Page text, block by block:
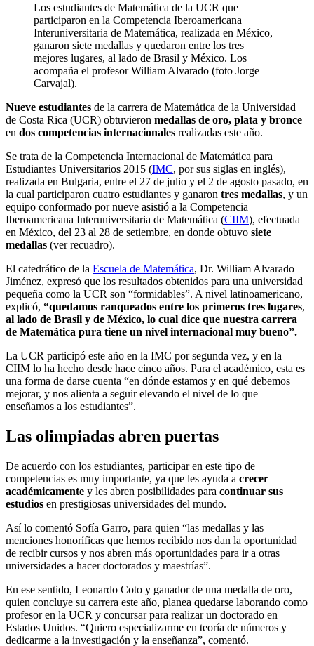
Los estudiantes de Matemática de la UCR que
participaron en la Competencia Iberoamericana
Interuniversitaria de Matemática, realizada en México,
ganaron siete medallas y quedaron entre los tres
mejores lugares, al lado de Brasil y México. Los
acompaña el profesor William Alvarado (foto Jorge
Carvajal).
Nueve estudiantes de la carrera de Matemática de la Universidad
de Costa Rica (UCR) obtuvieron medallas de oro, plata y bronce
en dos competencias internacionales realizadas este año.
Se trata de la Competencia Internacional de Matemática para
Estudiantes Universitarios 2015 (IMC, por sus siglas en inglés),
realizada en Bulgaria, entre el 27 de julio y el 2 de agosto pasado, en
la cual participaron cuatro estudiantes y ganaron tres medallas, y un
equipo conformado por nueve asistió a la Competencia
Iberoamericana Interuniversitaria de Matemática (CIIM), efectuada
en México, del 23 al 28 de setiembre, en donde obtuvo siete
medallas (ver recuadro).
El catedrático de la Escuela de Matemática, Dr. William Alvarado
Jiménez, expresó que los resultados obtenidos para una universidad
pequeña como la UCR son “formidables”. A nivel latinoamericano,
explicó, “quedamos ranqueados entre los primeros tres lugares,
al lado de Brasil y de México, lo cual dice que nuestra carrera
de Matemática pura tiene un nivel internacional muy bueno”.
La UCR participó este año en la IMC por segunda vez, y en la
CIIM lo ha hecho desde hace cinco años. Para el académico, esta es
una forma de darse cuenta “en dónde estamos y en qué debemos
mejorar, y nos alienta a seguir elevando el nivel de lo que
enseñamos a los estudiantes”.
Las olimpiadas abren puertas
De acuerdo con los estudiantes, participar en este tipo de
competencias es muy importante, ya que les ayuda a crecer
académicamente y les abren posibilidades para continuar sus
estudios en prestigiosas universidades del mundo.
Así lo comentó Sofía Garro, para quien “las medallas y las
menciones honoríficas que hemos recibido nos dan la oportunidad
de recibir cursos y nos abren más oportunidades para ir a otras
universidades a hacer doctorados y maestrías”.
En ese sentido, Leonardo Coto y ganador de una medalla de oro,
quien concluye su carrera este año, planea quedarse laborando como
profesor en la UCR y concursar para realizar un doctorado en
Estados Unidos. “Quiero especializarme en teoría de números y
dedicarme a la investigación y la enseñanza”, comentó.